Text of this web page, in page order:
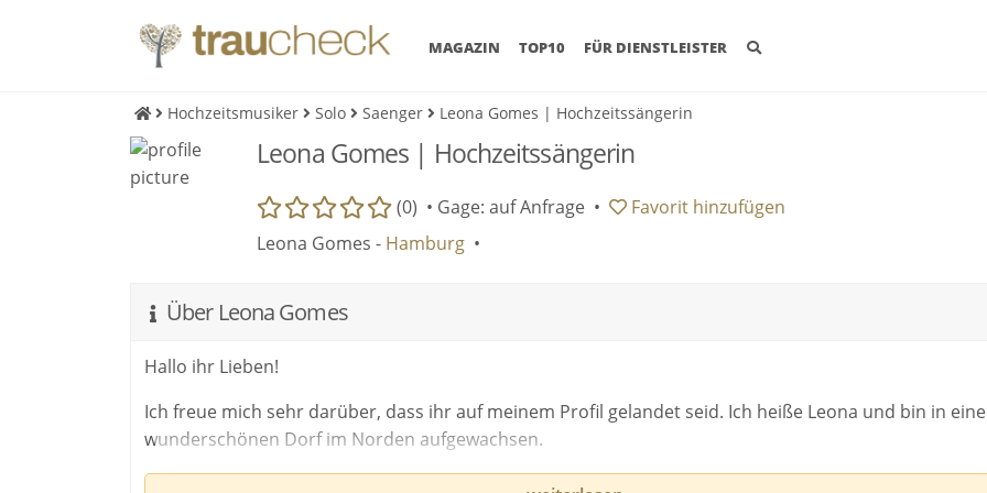
MAGAZIN (CURRENT)
TOP10 FÜR DIENSTLEISTER
Hochzeitsmusiker Solo Saenger Leona Gomes | Hochzeitssängerin
Leona Gomes | Hochzeitssängerin
(0) • Gage: auf Anfrage • Favorit hinzufügen
Leona Gomes - Hamburg •
Über Leona Gomes
Hallo ihr Lieben!
Ich freue mich sehr darüber, dass ihr auf meinem Profil gelandet seid. Ich heiße Leona und bin in
wunderschönen Dorf im Norden aufgewachsen.
Meine Leidenschaft zur Musik habe ich schon ziemlich früh entdeckt. In meiner Jugend habe ich